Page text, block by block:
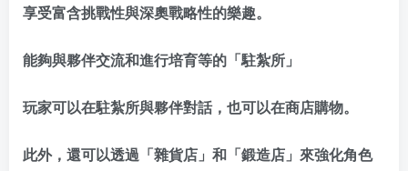
享受富含挑戰性與深奧戰略性的樂趣。
能夠與夥伴交流和進行培育等的「駐紮所」
玩家可以在駐紮所與夥伴對話，也可以在商店購物。
此外，還可以透過「雜貨店」和「鍛造店」來強化角色